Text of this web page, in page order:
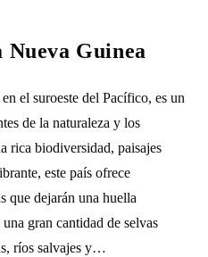
Nueva Guinea
el suroeste del Pacífico, es un
de la naturaleza y los
rica biodiversidad, paisajes
este país ofrece
que dejarán una huella
gran cantidad de selvas
ríos salvajes y…